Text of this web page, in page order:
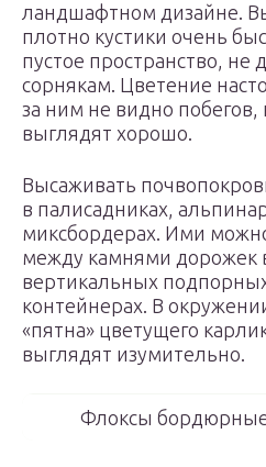
ландшафтном дизайне.
плотно кустики очень
пустое пространство, не
сорнякам. Цветение
за ним не видно побегов,
выглядят хорошо.
Высаживать
в палисадниках,
миксбордерах. Ими
между камнями дорожек
вертикальных
контейнерах. В
«пятна» цветущего
выглядят изумительно.
Флоксы бордюрные